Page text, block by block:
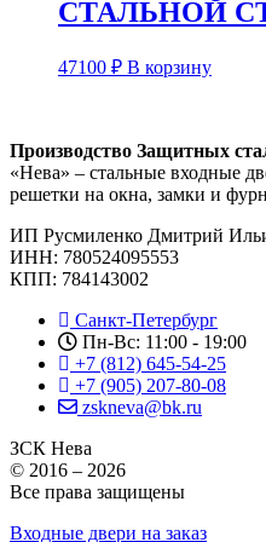
СТАЛЬНОЙ
47100 ₽ В корзину
Производство Защитных
«Нева» – стальные входные
решетки на окна, замки и
ИП Русмиленко Дмитрий
ИНН: 780524095553
КПП: 784143002
Санкт-Петербург
Пн-Вс: 11:00 - 19:00
+7 (812) 645-54-25
+7 (905) 207-80-08
zskneva@bk.ru
ЗСК Нева
© 2016 – 2026
Все права защищены
Входные двери на заказ